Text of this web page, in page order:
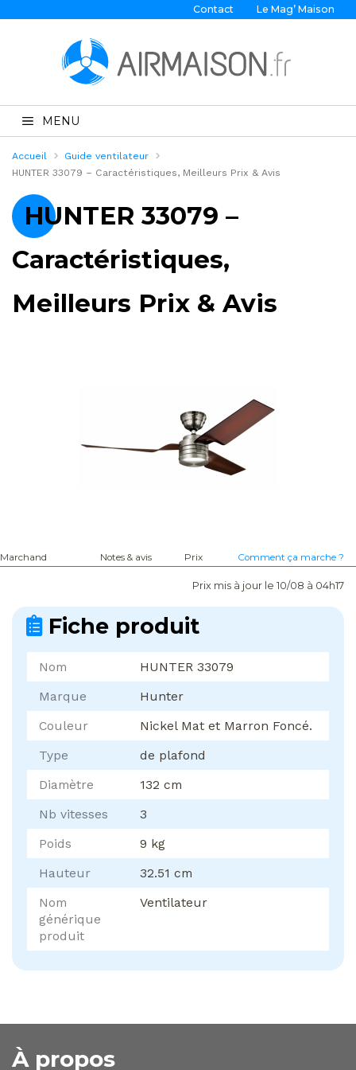
Contact Le Mag’ Maison
MENU
Accueil
Guide ventilateur
HUNTER 33079 – Caractéristiques, Meilleurs Prix & Avis
HUNTER 33079 –
Caractéristiques,
Meilleurs Prix & Avis
Marchand Notes & avis Prix Comment ça marche ?
Prix mis à jour le 10/08 à 04h17
Fiche produit
Nom
HUNTER 33079
Marque
Hunter
Couleur
Nickel Mat et Marron Foncé.
Type
de plafond
Diamètre
132 cm
Nb vitesses
3
Poids
9 kg
Hauteur
32.51 cm
Nom
générique
produit
Ventilateur
À propos